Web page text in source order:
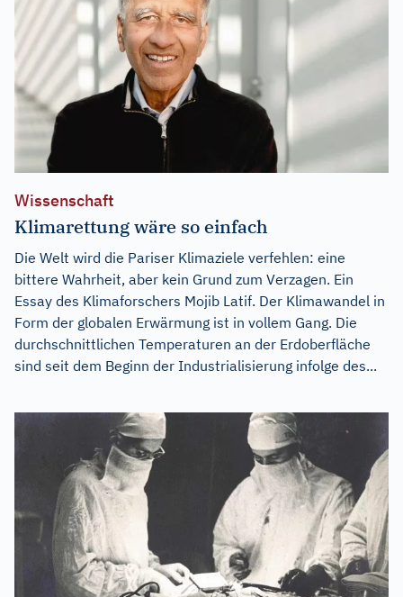
Wissenschaft
Klimarettung wäre so einfach
Die Welt wird die Pariser Klimaziele verfehlen: eine
bittere Wahrheit, aber kein Grund zum Verzagen. Ein
Essay des Klimaforschers Mojib Latif. Der Klimawandel in
Form der globalen Erwärmung ist in vollem Gang. Die
durchschnittlichen Temperaturen an der Erdoberfläche
sind seit dem Beginn der Industrialisierung infolge des...